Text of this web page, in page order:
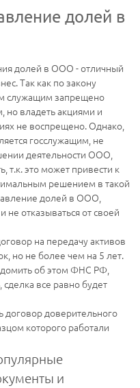
долей в
долей в ООО - отличный
Так как по закону
служащим запрещено
но владеть акциями и
не воспрещено. Однако,
госслужащим, не
деятельности ООО,
т.к. это может привести к
решением в такой
долей в ООО,
отказываться от своей
на передачу активов
но не более чем на 5 лет.
об этом ФНС РФ,
все равно будет
договор доверительного
которого работали
и